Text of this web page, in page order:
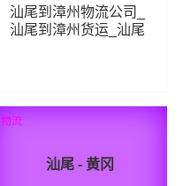
汕尾到漳州物流公司_
汕尾到漳州货运_汕尾
252 查看详细
汕尾 - 黄冈
物流